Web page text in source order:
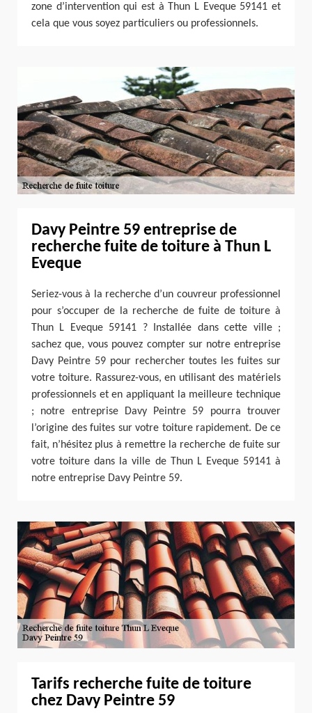
zone d’intervention qui est à Thun L Eveque 59141 et
cela que vous soyez particuliers ou professionnels.
Davy Peintre 59 entreprise de
recherche fuite de toiture à Thun L
Eveque
Seriez-vous à la recherche d’un couvreur professionnel
pour s’occuper de la recherche de fuite de toiture à
Thun L Eveque 59141 ? Installée dans cette ville ;
sachez que, vous pouvez compter sur notre entreprise
Davy Peintre 59 pour rechercher toutes les fuites sur
votre toiture. Rassurez-vous, en utilisant des matériels
professionnels et en appliquant la meilleure technique
; notre entreprise Davy Peintre 59 pourra trouver
l’origine des fuites sur votre toiture rapidement. De ce
fait, n’hésitez plus à remettre la recherche de fuite sur
votre toiture dans la ville de Thun L Eveque 59141 à
notre entreprise Davy Peintre 59.
Tarifs recherche fuite de toiture
chez Davy Peintre 59